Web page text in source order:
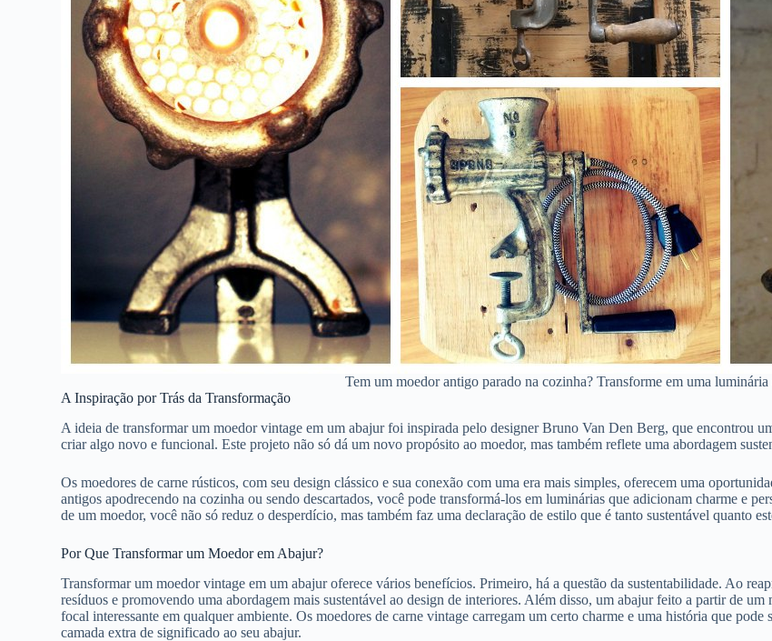
Tem um moedor antigo parado na cozinha? Transforme em uma luminária
A Inspiração por Trás da Transformação
A ideia de transformar um moedor vintage em um abajur foi inspirada pelo designer Bruno Van Den Berg, que encontrou
criar algo novo e funcional. Este projeto não só dá um novo propósito ao moedor, mas também reflete uma abordagem
Os moedores de carne rústicos, com seu design clássico e sua conexão com uma era mais simples, oferecem uma
antigos apodrecendo na cozinha ou sendo descartados, você pode transformá-los em luminárias que adicionam charme e
de um moedor, você não só reduz o desperdício, mas também faz uma declaração de estilo que é tanto sustentável quanto
Por Que Transformar um Moedor em Abajur?
Transformar um moedor vintage em um abajur oferece vários benefícios. Primeiro, há a questão da sustentabilidade. Ao
resíduos e promovendo uma abordagem mais sustentável ao design de interiores. Além disso, um abajur feito a partir de
focal interessante em qualquer ambiente. Os moedores de carne vintage carregam um certo charme e uma história que
camada extra de significado ao seu abajur.